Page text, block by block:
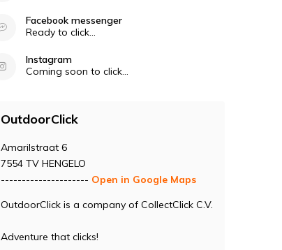
Facebook messenger
Ready to click...
Instagram
Coming soon to click...
OutdoorClick
Amarilstraat 6
7554 TV HENGELO
--------------------- Open in Google Maps
OutdoorClick is a company of CollectClick C.V.
Adventure that clicks!